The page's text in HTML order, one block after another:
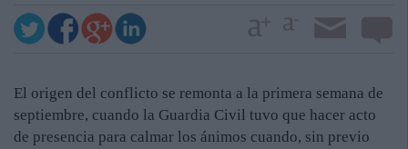
El origen del conflicto se remonta a la primera semana de
septiembre, cuando la Guardia Civil tuvo que hacer acto
de presencia para calmar los ánimos cuando, sin previo